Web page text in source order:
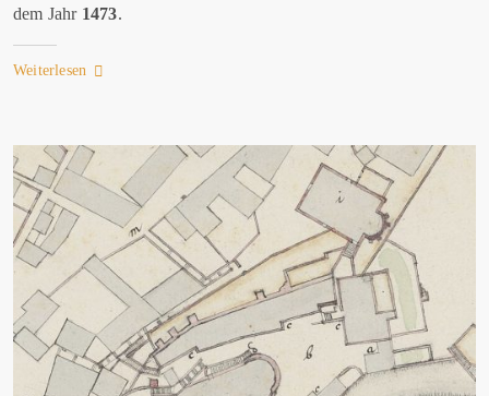
dem Jahr 1473.
Weiterlesen